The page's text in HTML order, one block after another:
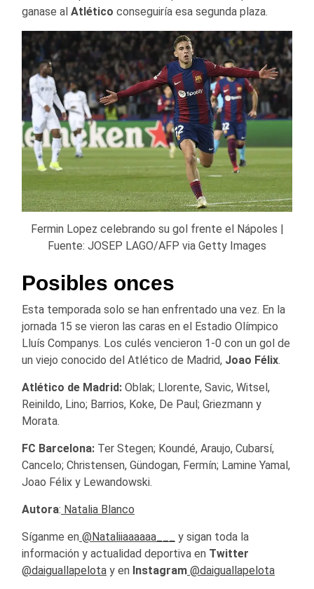
ganase al Atlético conseguiría esa segunda plaza.
Fermin Lopez celebrando su gol frente el Nápoles |
Fuente: JOSEP LAGO/AFP via Getty Images
Posibles onces
Esta temporada solo se han enfrentado una vez. En la
jornada 15 se vieron las caras en el Estadio Olímpico
Lluís Companys. Los culés vencieron 1-0 con un gol de
un viejo conocido del Atlético de Madrid, Joao Félix.
Atlético de Madrid: Oblak; Llorente, Savic, Witsel,
Reinildo, Lino; Barrios, Koke, De Paul; Griezmann y
Morata.
FC Barcelona: Ter Stegen; Koundé, Araujo, Cubarsí,
Cancelo; Christensen, Gündogan, Fermín; Lamine Yamal,
Joao Félix y Lewandowski.
Autora: Natalia Blanco
Síganme en @Nataliiaaaaaa___
y sigan toda la
información y actualidad deportiva en Twitter
@daiguallapelota y en Instagram @daiguallapelota